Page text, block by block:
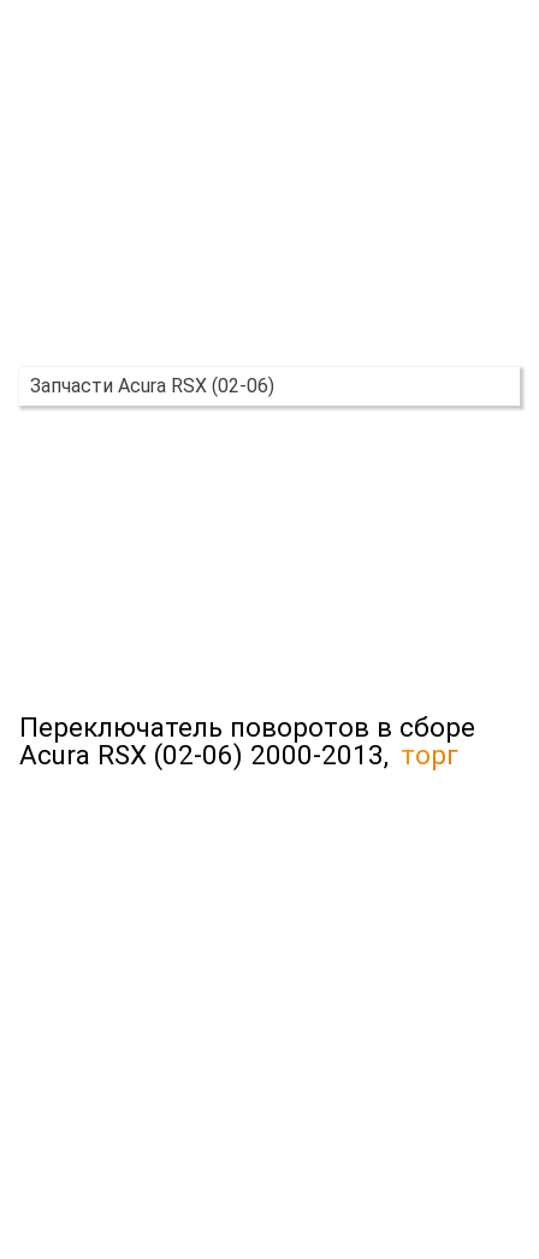
Запчасти Acura RSX (02-06)
Переключатель поворотов в сборе
Acura RSX (02-06) 2000-2013, торг